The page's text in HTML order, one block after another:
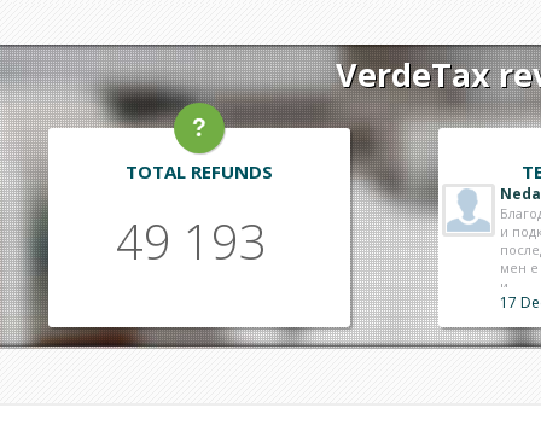
VerdeTax
TOTAL REFUNDS
49 193
11